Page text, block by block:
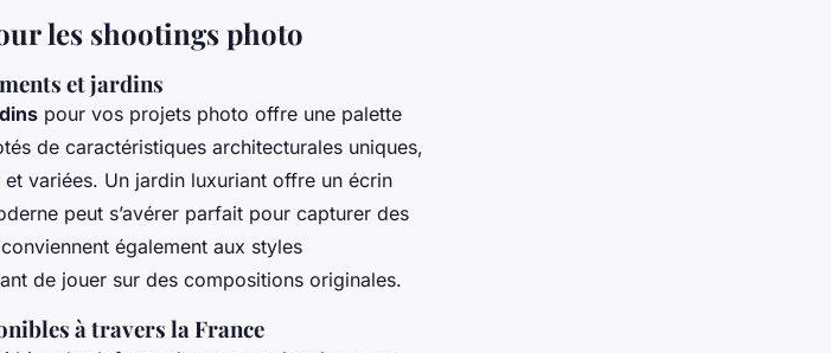
les shootings photo
et jardins
pour vos projets photo offre une palette
de caractéristiques architecturales uniques,
variées. Un jardin luxuriant offre un écrin
peut s’avérer parfait pour capturer des
également aux styles
de jouer sur des compositions originales.
à travers la France